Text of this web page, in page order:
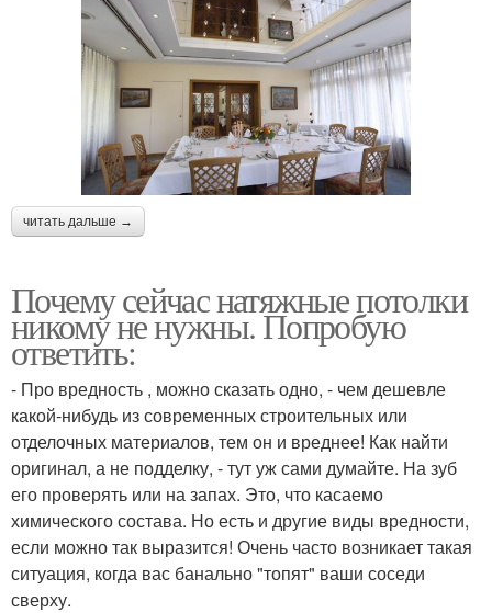
читать дальше →
Почему сейчас натяжные потолки
никому не нужны. Попробую
ответить:
- Про вредность , можно сказать одно, - чем дешевле
какой-нибудь из современных строительных или
отделочных материалов, тем он и вреднее! Как найти
оригинал, а не подделку, - тут уж сами думайте. На зуб
его проверять или на запах. Это, что касаемо
химического состава. Но есть и другие виды вредности,
если можно так выразится! Очень часто возникает такая
ситуация, когда вас банально "топят" ваши соседи
сверху.